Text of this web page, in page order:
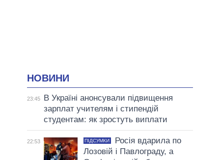
НОВИНИ
23:45
В Україні анонсували підвищення
зарплат учителям і стипендій
студентам: як зростуть виплати
22:53 ПІДСУМКИ
Росія вдарила по
Лозовій і Павлограду, а